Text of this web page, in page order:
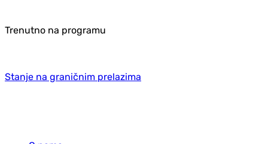
Trenutno na programu
Stanje na graničnim prelazima